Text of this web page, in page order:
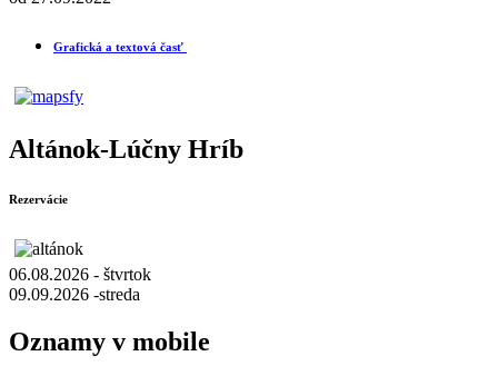
Grafická a textová časť
Altánok-Lúčny Hríb
Rezervácie
06.08.2026 - štvrtok
09.09.2026 -streda
Oznamy v mobile